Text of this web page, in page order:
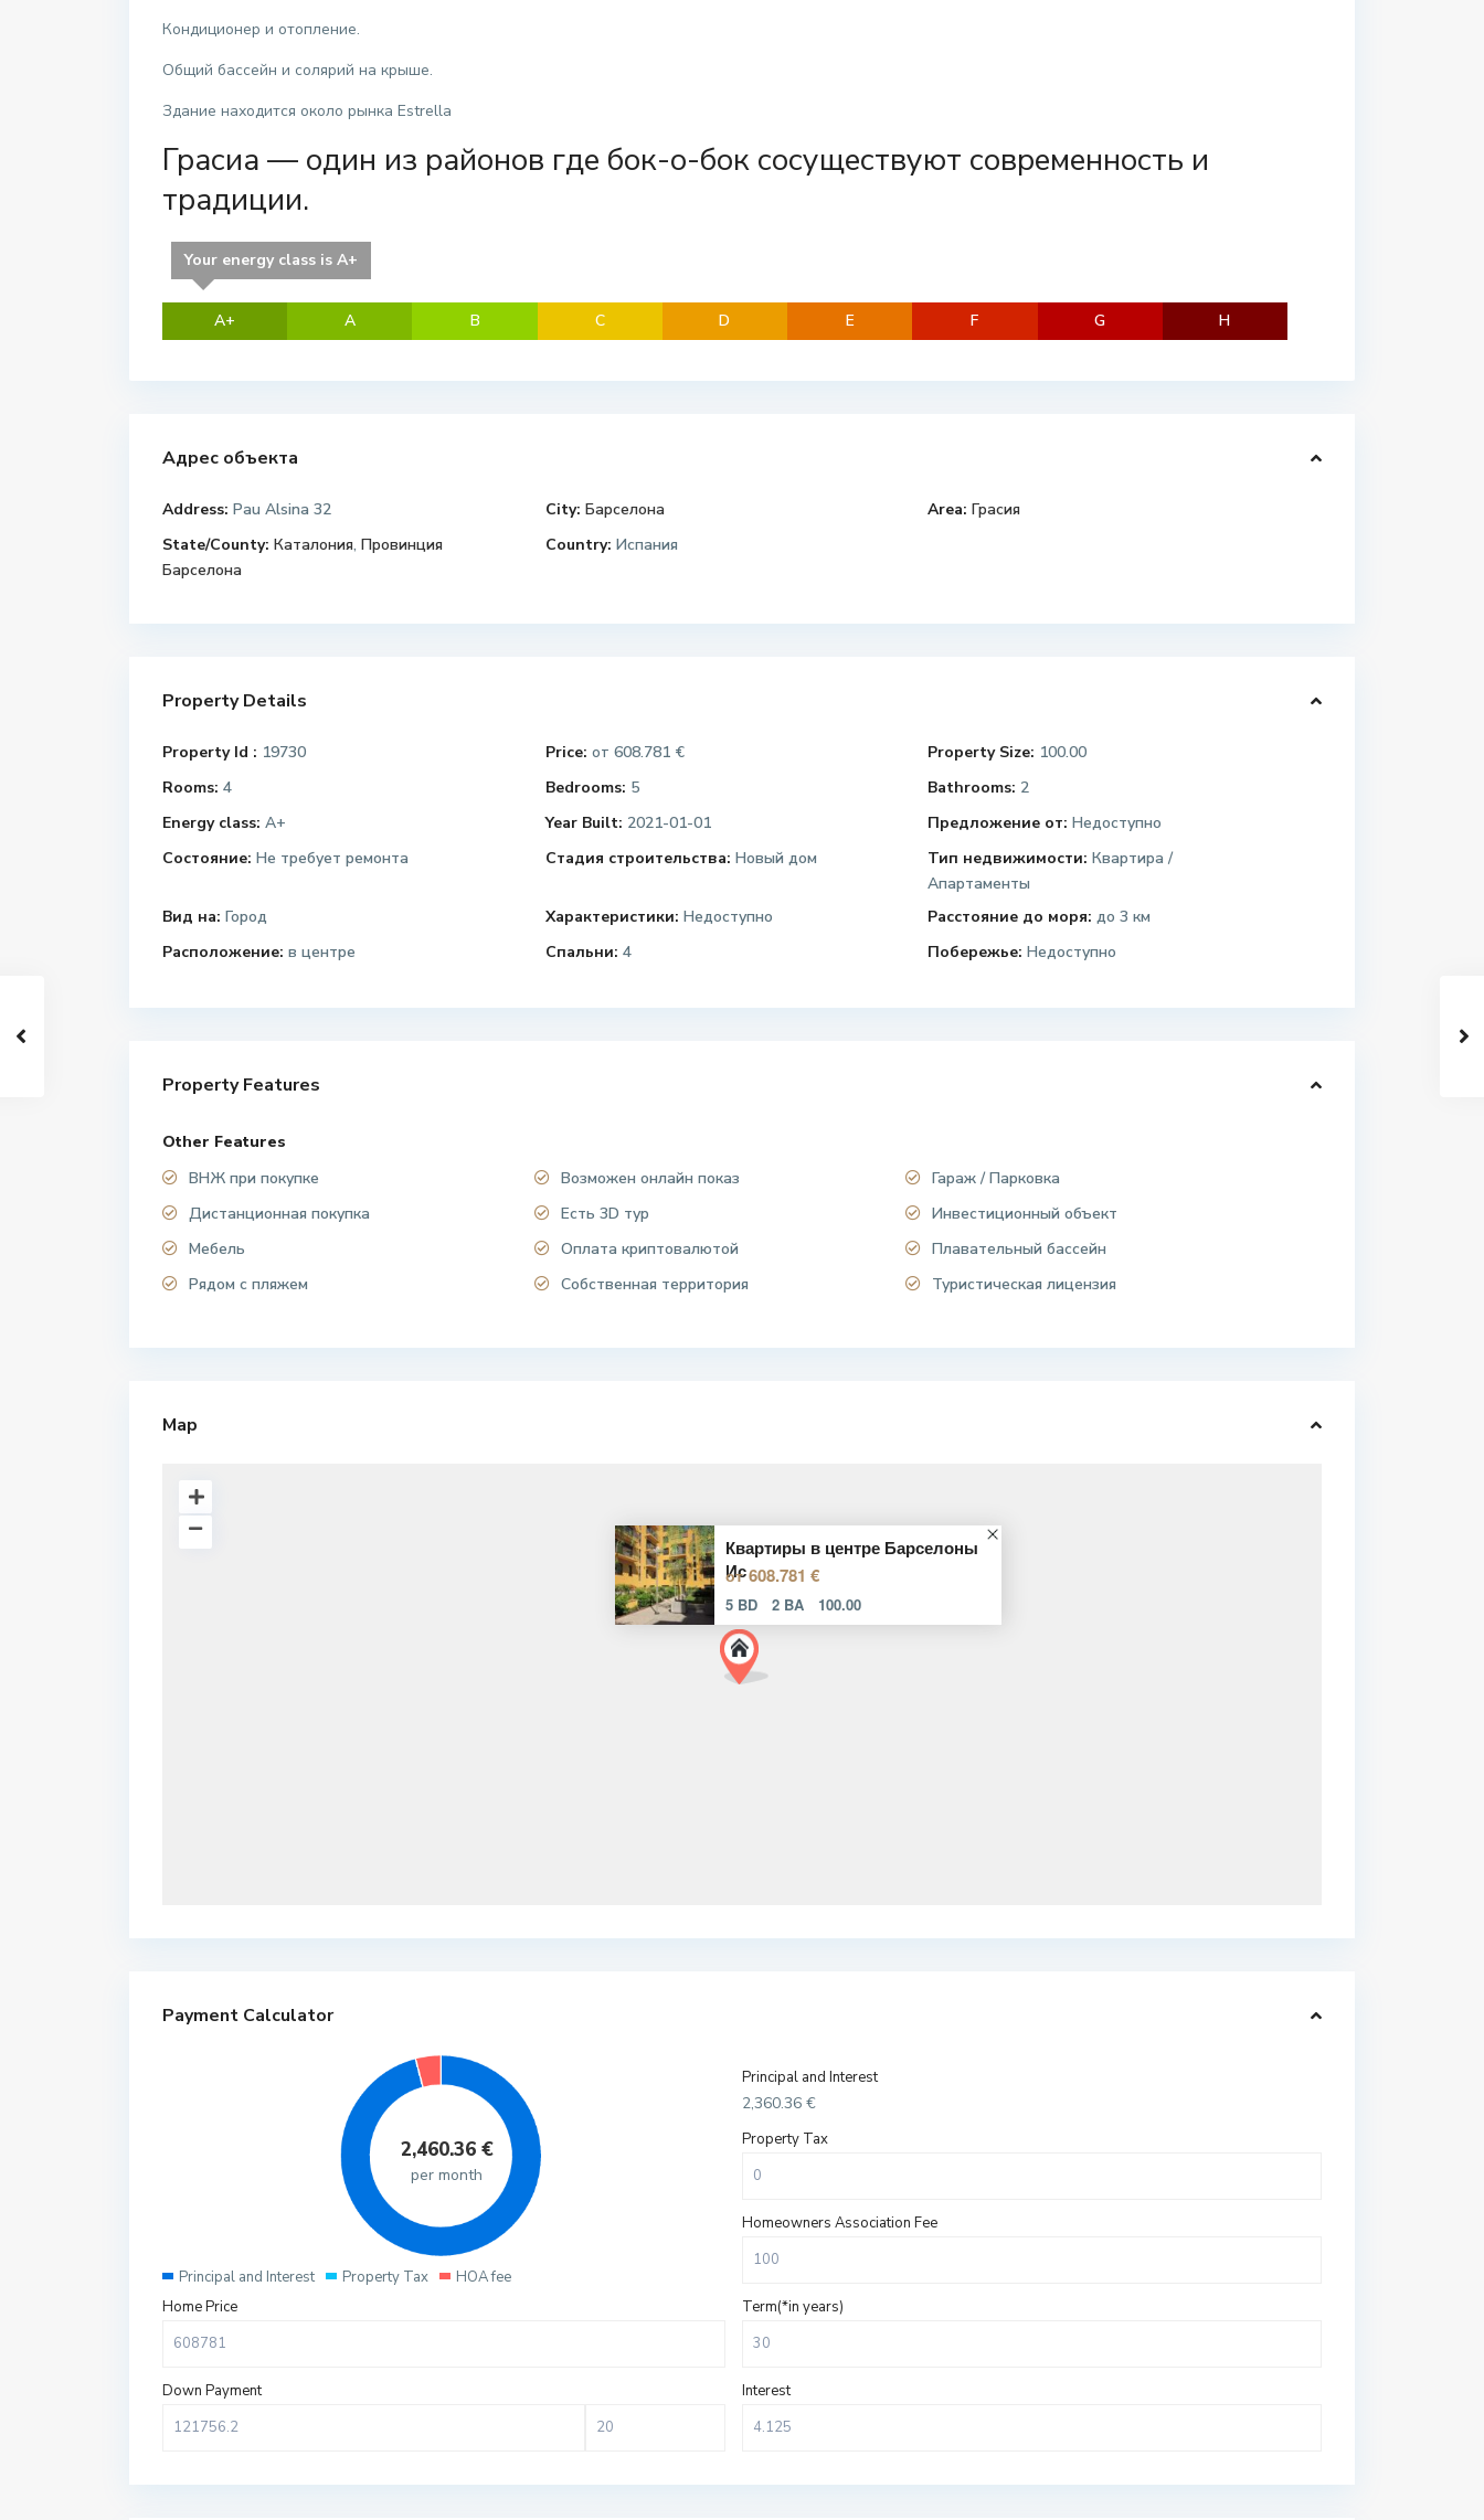
Кондиционер и отопление.
Общий бассейн и солярий на крыше.
Здание находится около рынка Estrella
Грасиа — один из районов где бок-о-бок сосуществуют современность и
традиции.
Your energy class is A+
A+ A B C D E F G H
Адрес объекта
Address: Pau Alsina 32 City: Барселона Area: Грасия
State/County: Каталония, Провинция
Барселона
Country: Испания
Property Details
Property Id : 19730 Price: от 608.781 € Property Size: 100.00
Rooms: 4 Bedrooms: 5 Bathrooms: 2
Energy class: A+ Year Built: 2021-01-01 Предложение от: Недоступно
Состояние: Не требует ремонта Стадия строительства: Новый дом Тип недвижимости: Квартира /
Апартаменты
Вид на: Город Характеристики: Недоступно Расстояние до моря: до 3 км
Расположение: в центре Спальни: 4 Побережье: Недоступно
Property Features
Other Features
ВНЖ при покупке
Возможен онлайн показ
Гараж / Парковка
Дистанционная покупка
Есть 3D тур
Инвестиционный объект
Мебель
Оплата криптовалютой
Плавательный бассейн
Рядом с пляжем
Собственная территория Туристическая лицензия
Map
Квартиры в центре Барселоны
Ис
от 608.781 €
5 BD 2 BA 100.00
Payment Calculator
2,460.36€
per month
Principal and Interest Property Tax HOA fee
Principal and Interest
2,360.36 €
Property Tax
Homeowners Association Fee
Home Price
Down Payment
Term(*in years)
Interest